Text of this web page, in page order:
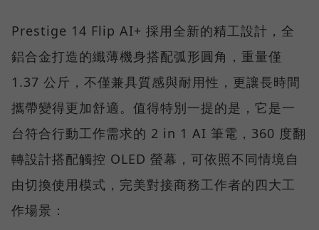
Prestige 14 Flip AI+ 採用全新的精工設計，全
鋁合金打造的纖薄機身搭配弧形圓角，重量僅
1.37 公斤，不僅兼具質感與耐用性，更讓長時間
攜帶變得更加舒適。值得特別一提的是，它是一
台符合行動工作需求的 2 in 1 AI 筆電，360 度翻
轉設計搭配觸控 OLED 螢幕，可依照不同情境自
由切換使用模式，完美對接商務工作者的四大工
作場景：